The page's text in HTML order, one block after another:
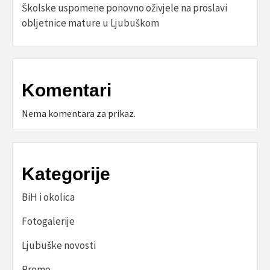
Školske uspomene ponovno oživjele na proslavi
obljetnice mature u Ljubuškom
Komentari
Nema komentara za prikaz.
Kategorije
BiH i okolica
Fotogalerije
Ljubuške novosti